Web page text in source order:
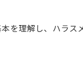
を理解し、ハラ